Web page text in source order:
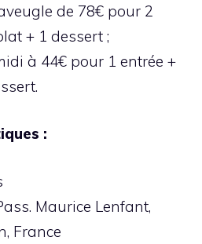
de 78€ pour 2
+ 1 dessert ;
à 44€ pour 1 entrée +
:
Maurice Lenfant,
France